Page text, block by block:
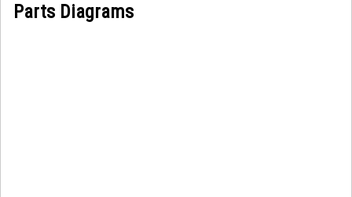
Parts Diagrams